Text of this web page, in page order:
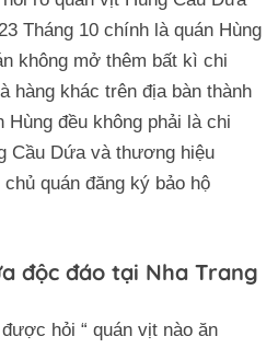
Tháng 10 chính là quán Hùng
không mở thêm bất kì chi
hàng khác trên địa bàn thành
Hùng đều không phải là chi
Cầu Dứa và thương hiệu
quán đăng ký bảo hộ
độc đáo tại Nha Trang
hỏi “ quán vịt nào ăn